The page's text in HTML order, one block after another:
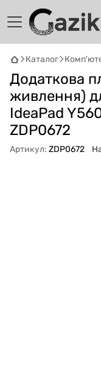
Каталог
Додаткова
живлення)
IdeaPad
ZDP0672
Артикул: ZDP0672
Онлайн · пошук
Привіт! 👋 Я
підібрати
Що шукаєш?